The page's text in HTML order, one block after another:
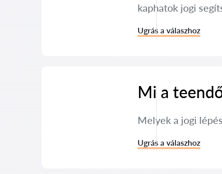
kaphatok jogi
Ugrás a válaszhoz
Mi a
Melyek a jogi
Ugrás a válaszhoz